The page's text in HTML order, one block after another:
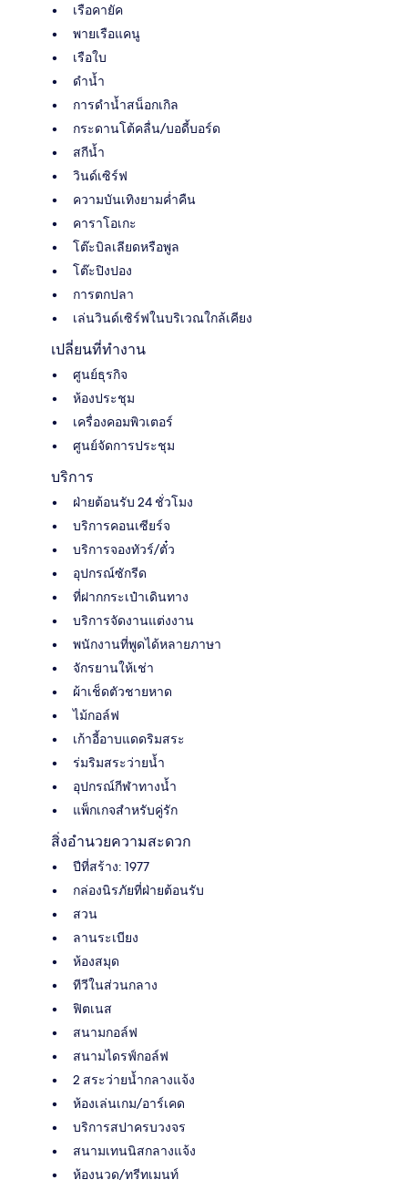
เรือคายัค
พายเรือแคนู
เรือใบ
ดำน้ำ
การดําน้ำสน็อกเกิล
กระดานโต้คลื่น/บอดี้บอร์ด
สกีน้ำ
วินด์เซิร์ฟ
ความบันเทิงยามค่ำคืน
คาราโอเกะ
โต๊ะบิลเลียดหรือพูล
โต๊ะปิงปอง
การตกปลา
เล่นวินด์เซิร์ฟในบริเวณใกล้เคียง
เปลี่ยนที่ทำงาน
ศูนย์ธุรกิจ
ห้องประชุม
เครื่องคอมพิวเตอร์
ศูนย์จัดการประชุม
บริการ
ฝ่ายต้อนรับ 24 ชั่วโมง
บริการคอนเซียร์จ
บริการจองทัวร์/ตั๋ว
อุปกรณ์ซักรีด
ที่ฝากกระเป๋าเดินทาง
บริการจัดงานแต่งงาน
พนักงานที่พูดได้หลายภาษา
จักรยานให้เช่า
ผ้าเช็ดตัวชายหาด
ไม้กอล์ฟ
เก้าอี้อาบแดดริมสระ
ร่มริมสระว่ายน้ำ
อุปกรณ์กีฬาทางน้ำ
แพ็กเกจสำหรับคู่รัก
สิ่งอำนวยความสะดวก
ปีที่สร้าง: 1977
กล่องนิรภัยที่ฝ่ายต้อนรับ
สวน
ลานระเบียง
ห้องสมุด
ทีวีในส่วนกลาง
ฟิตเนส
สนามกอล์ฟ
สนามไดรฟ์กอล์ฟ
2 สระว่ายน้ำกลางแจ้ง
ห้องเล่นเกม/อาร์เคด
บริการสปาครบวงจร
สนามเทนนิสกลางแจ้ง
ห้องนวด/ทรีทเมนท์